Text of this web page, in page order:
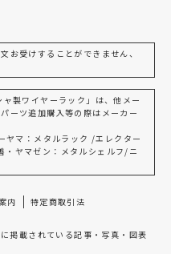
お受けすることができません、
製ワイヤーラック」は、他メー
ーツ追加購入等の際はメーカー
ヤマ：メタルラック /エレクター
ヤマゼン：メタルシェルフ/ニ
内 特定商取引法
掲載されている記事・写真・図表